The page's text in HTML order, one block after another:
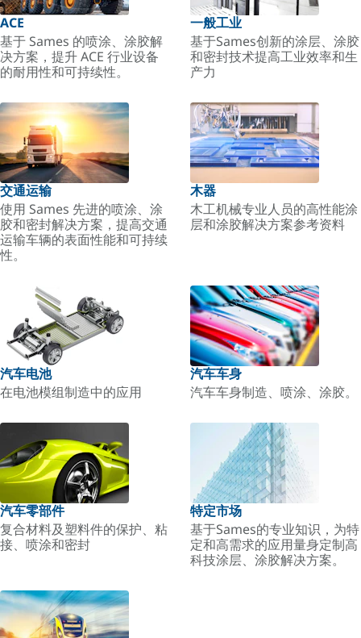
ACE
基于 Sames 的喷涂、涂胶解
决方案，提升 ACE 行业设备
的耐用性和可持续性。
一般工业
基于Sames创新的涂层、涂胶
和密封技术提高工业效率和生
产力
交通运输
使用 Sames 先进的喷涂、涂
胶和密封解决方案，提高交通
运输车辆的表面性能和可持续
性。
木器
木工机械专业人员的高性能涂
层和涂胶解决方案参考资料
汽车电池
在电池模组制造中的应用
汽车车身
汽车车身制造、喷涂、涂胶。
汽车零部件
复合材料及塑料件的保护、粘
接、喷涂和密封
特定市场
基于Sames的专业知识，为特
定和高需求的应用量身定制高
科技涂层、涂胶解决方案。